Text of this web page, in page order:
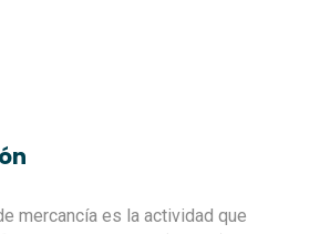
mercancía es la actividad que